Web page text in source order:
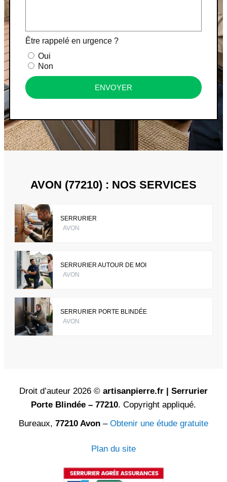
Être rappelé en urgence ?
Oui
Non
ENVOYER
AVON (77210) : NOS SERVICES
SERRURIER
AVON
SERRURIER AUTOUR DE MOI
AVON
SERRURIER PORTE BLINDÉE
AVON
Droit d’auteur 2026 © artisanpierre.fr | Serrurier
Porte Blindée – 77210. Copyright appliqué.
Bureaux, 77210 Avon – Obtenir une étude gratuite
Plan du site